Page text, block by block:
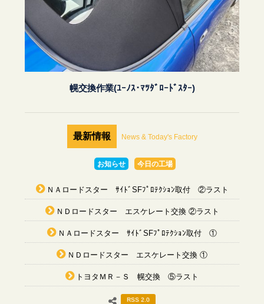
幌交換作業(ﾕｰﾉｽ･ﾏﾂﾀﾞﾛｰﾄﾞｽﾀｰ)
最新情報 News & Today's Factory
お知らせ 今日の工場
ＮＡロードスター ｻｲﾄﾞSFﾌﾟﾛﾃｸｼｮﾝ取付 ②ラスト
ＮＤロードスター エスケレート交換 ②ラスト
ＮＡロードスター ｻｲﾄﾞSFﾌﾟﾛﾃｸｼｮﾝ取付 ①
ＮＤロードスター エスケレート交換 ①
トヨタＭＲ－Ｓ 幌交換 ⑤ラスト
RSS 2.0